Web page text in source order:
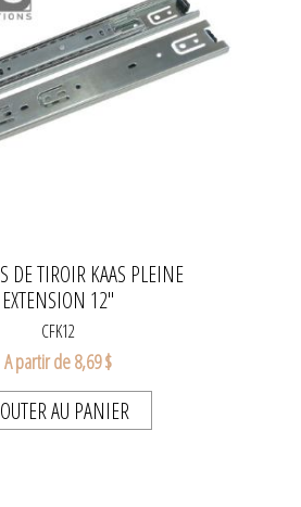
DE TIROIR KAAS PLEINE
EXTENSION 12"
CFK12
A partir de 8,69 $
AU PANIER